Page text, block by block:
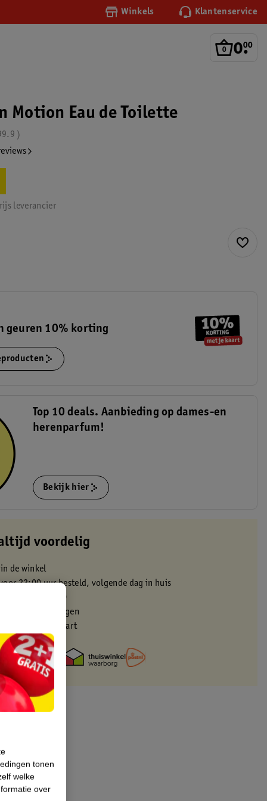
Winkels Klantenservice
0.
00
Motion Eau de Toilette
leverancier
geuren 10% korting
Top 10 deals. Aanbieding op dames-en
herenparfum!
Bekijk hier
voordelig
de winkel
22:00 uur besteld, volgende dag in huis
vanaf 50.00
binnen 30 dagen
je Kruidvat kaart
tonen
welke
over